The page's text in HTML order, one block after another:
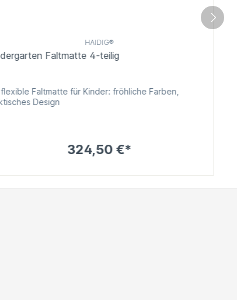
HAIDIG®
Faltmatte 4-teilig
Faltmatte für Kinder: fröhliche Farben,
Design
324,50 €*